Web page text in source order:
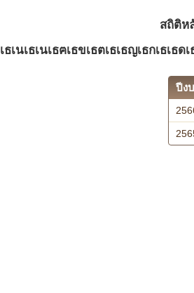
สถิติห
เธเนเธเนเธฅเธขเธตเธเธญเธกเธ
ปีง